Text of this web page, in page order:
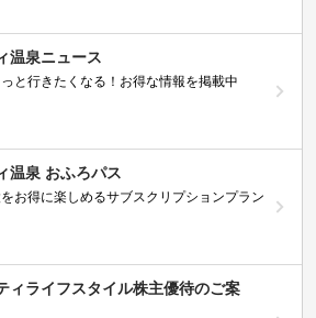
温泉ニュース
と行きたくなる！お得な情報を掲載中
温泉 おふろパス
お得に楽しめるサブスクリプションプラン
ィライフスタイル株主優待のご案